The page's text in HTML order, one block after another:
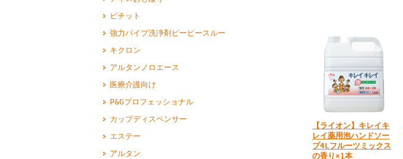
ピチット
強力パイプ洗浄剤ピーピースルー
キクロン
アルタンノロエース
医療介護向け
P&Gプロフェッショナル
カップディスペンサー
エステー
アルタン
【ライオン】キレイキ
レイ薬用泡ハンドソー
プ4Lフルーツミックス
の香り×1本